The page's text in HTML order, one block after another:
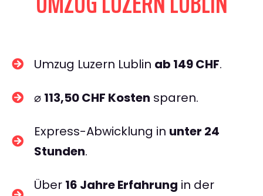
Umzug Luzern Lublin ab 149 CHF.
⌀ 113,50 CHF Kosten sparen.
Express-Abwicklung in unter 24
Stunden.
Über 16 Jahre Erfahrung in der